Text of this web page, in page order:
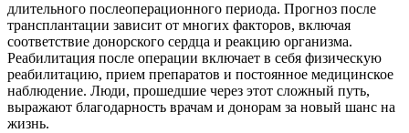
длительного послеоперационного периода. Прогноз после
трансплантации зависит от многих факторов, включая
соответствие донорского сердца и реакцию организма.
Реабилитация после операции включает в себя физическую
реабилитацию, прием препаратов и постоянное медицинское
наблюдение. Люди, прошедшие через этот сложный путь,
выражают благодарность врачам и донорам за новый шанс на
жизнь.